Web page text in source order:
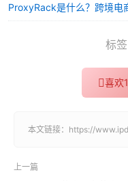
ProxyRack是什么？跨境电
标签
喜欢
本文链接： https://
上一篇